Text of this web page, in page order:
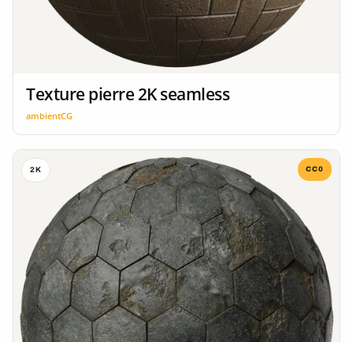
Texture pierre 2K seamless
ambientCG
2K CC0